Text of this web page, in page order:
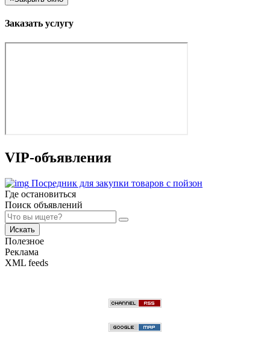
Заказать услугу
VIP-объявления
Посредник для закупки товаров с пойзон
Где остановиться
Поиск объявлений
Искать
Полезное
Реклама
XML feeds